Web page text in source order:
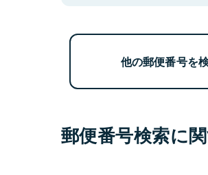
他の郵便番号を
郵便番号検索に